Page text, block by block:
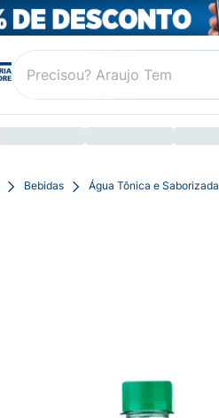
Bebidas Água Tônica e Saborizada